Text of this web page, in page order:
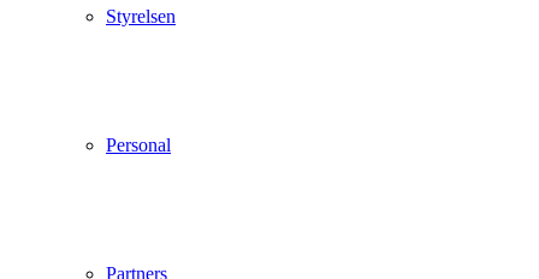
Styrelsen
Personal
Partners